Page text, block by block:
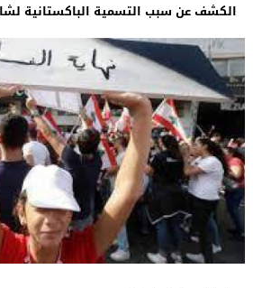
الكشف عن سبب التسمية الباكستانية